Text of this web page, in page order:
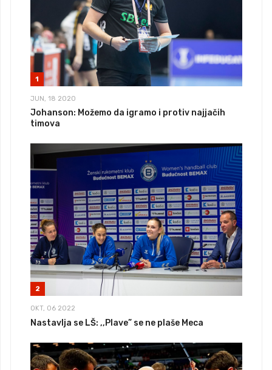
1
JUN, 18 2020
Johanson: Možemo da igramo i protiv najjačih
timova
2
OKT, 06 2022
Nastavlja se LŠ: ,,Plave” se ne plaše Meca